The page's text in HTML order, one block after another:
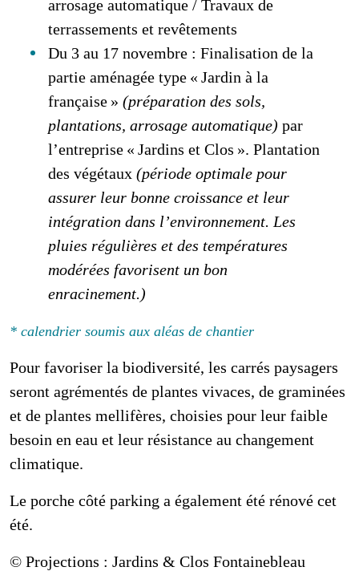
arrosage automatique / Travaux de
terrassements et revêtements
Du 3 au 17 novembre : Finalisation de la
partie aménagée type « Jardin à la
française » (préparation des sols,
plantations, arrosage automatique) par
l’entreprise « Jardins et Clos ». Plantation
des végétaux (période optimale pour
assurer leur bonne croissance et leur
intégration dans l’environnement. Les
pluies régulières et des températures
modérées favorisent un bon
enracinement.)
* calendrier soumis aux aléas de chantier
Pour favoriser la biodiversité, les carrés paysagers
seront agrémentés de plantes vivaces, de graminées
et de plantes mellifères, choisies pour leur faible
besoin en eau et leur résistance au changement
climatique.
Le porche côté parking a également été rénové cet
été.
© Projections : Jardins & Clos Fontainebleau